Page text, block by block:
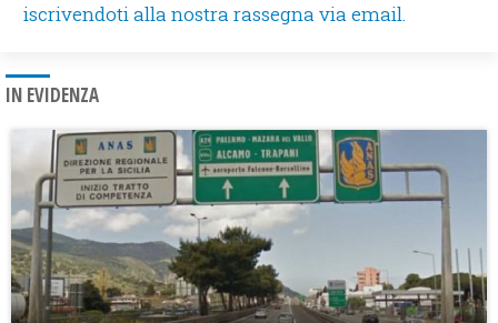
iscrivendoti alla nostra rassegna via email.
IN EVIDENZA